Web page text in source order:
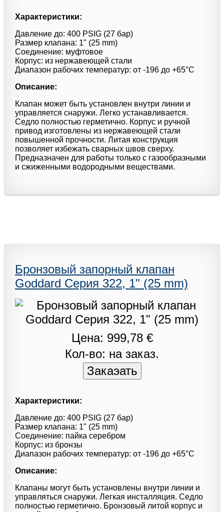
Характеристики:
Давление до: 400 PSIG (27 бар)
Размер клапана: 1" (25 mm)
Соединение: муфтовое
Корпус: из нержавеющей стали
Диапазон рабочих температур: от -196 до +65°С
Описание:
Клапан может быть установлен внутри линии и
управляется снаружи. Легко устанавливается.
Седло полностью герметично. Корпус и ручной
привод изготовлены из нержавеющей стали
повышенной прочности. Литая конструкция
позволяет избежать сварных швов сверху.
Предназначен для работы только с газообразными
и сжиженными водородными веществами.
Бронзовый запорный клапан
Goddard Серия 322, 1" (25 mm)
Цена: 999,78 €
Кол-во: на заказ.
Характеристики:
Давление до: 400 PSIG (27 бар)
Размер клапана: 1" (25 mm)
Соединение: пайка серебром
Корпус: из бронзы
Диапазон рабочих температур: от -196 до +65°С
Описание:
Клапаны могут быть установлены внутри линии и
управляться снаружи. Легкая инсталляция. Седло
полностью герметично. Бронзовый литой корпус и